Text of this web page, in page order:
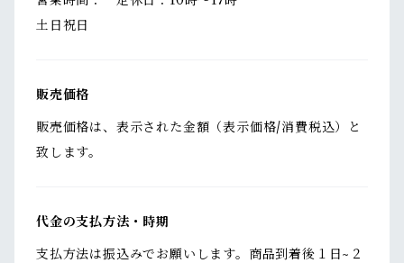
土日祝日
販売価格
販売価格は、表示された金額（表示価格/消費税込）と
致します。
代金の支払方法・時期
支払方法は振込みでお願いします。商品到着後１日~２